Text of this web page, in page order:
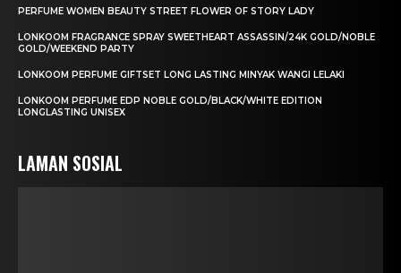
PERFUME WOMEN BEAUTY STREET FLOWER OF STORY LADY
LONKOOM FRAGRANCE SPRAY SWEETHEART ASSASSIN/24K GOLD/NOBLE
GOLD/WEEKEND PARTY
LONKOOM PERFUME GIFTSET LONG LASTING MINYAK WANGI LELAKI
LONKOOM PERFUME EDP NOBLE GOLD/BLACK/WHITE EDITION
LONGLASTING UNISEX
LAMAN SOSIAL